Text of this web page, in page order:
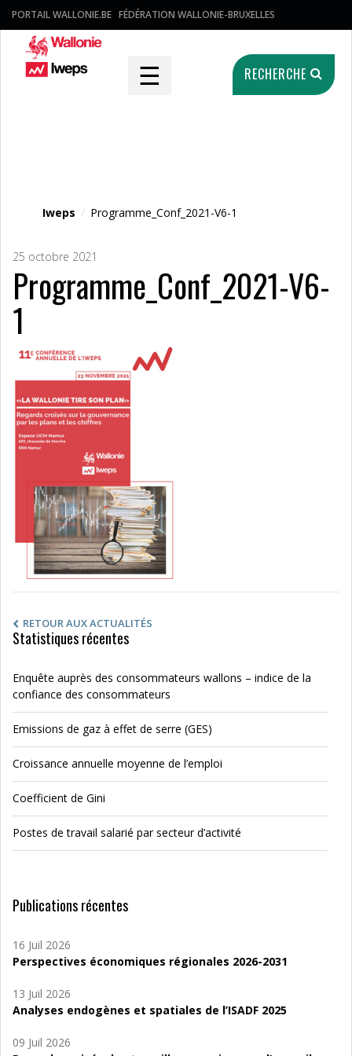
PORTAIL WALLONIE.BE FÉDÉRATION WALLONIE-BRUXELLES
☰ RECHERCHE
Iweps / Programme_Conf_2021-V6-1
25 octobre 2021
Programme_Conf_2021-V6-
1
RETOUR AUX ACTUALITÉS
Statistiques récentes
Enquête auprès des consommateurs wallons – indice de la
confiance des consommateurs
Emissions de gaz à effet de serre (GES)
Croissance annuelle moyenne de l’emploi
Coefficient de Gini
Postes de travail salarié par secteur d’activité
Publications récentes
16 Juil 2026
Perspectives économiques régionales 2026-2031
13 Juil 2026
Analyses endogènes et spatiales de l’ISADF 2025
09 Juil 2026